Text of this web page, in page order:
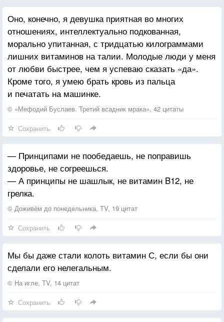
Оно, конечно, я девушка приятная во многих
отношениях, интеллектуально подкованная,
морально упитанная, с тридцатью килограммами
лишних витаминов на талии. Молодые люди у меня
от любви быстрее, чем я успеваю сказать «да».
Кроме того, я умею брать кровь из пальца
и печатать на машинке.
© «Мефодий Буслаев. Третий всадник мрака», 42 цитаты
Сохранить
— Принципами не пообедаешь, не поправишь
здоровье, не согреешься.
— А принципы не шашлык, не витамин B12, не
грелка.
© Доживём до понедельника, TV, 19 цитат
Сохранить
Мы бы даже стали колоть витамин С, если бы они
сделали его нелегальным.
© На игле, TV, 14 цитат
Сохранить